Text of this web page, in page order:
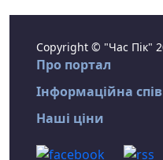
Copyright © "Час Пік"
Про портал
Інформаційна
Наші ціни